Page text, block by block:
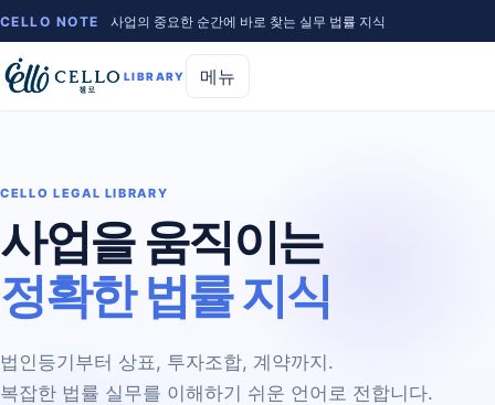
CELLO NOTE 사업의 중요한 순간에 바로 찾는 실무 법률 지식
LIBRARY 메뉴
CELLO LEGAL LIBRARY
사업을 움직이는
정확한 법률 지식
법인등기부터 상표, 투자조합, 계약까지.
복잡한 법률 실무를 이해하기 쉬운 언어로 전합니다.